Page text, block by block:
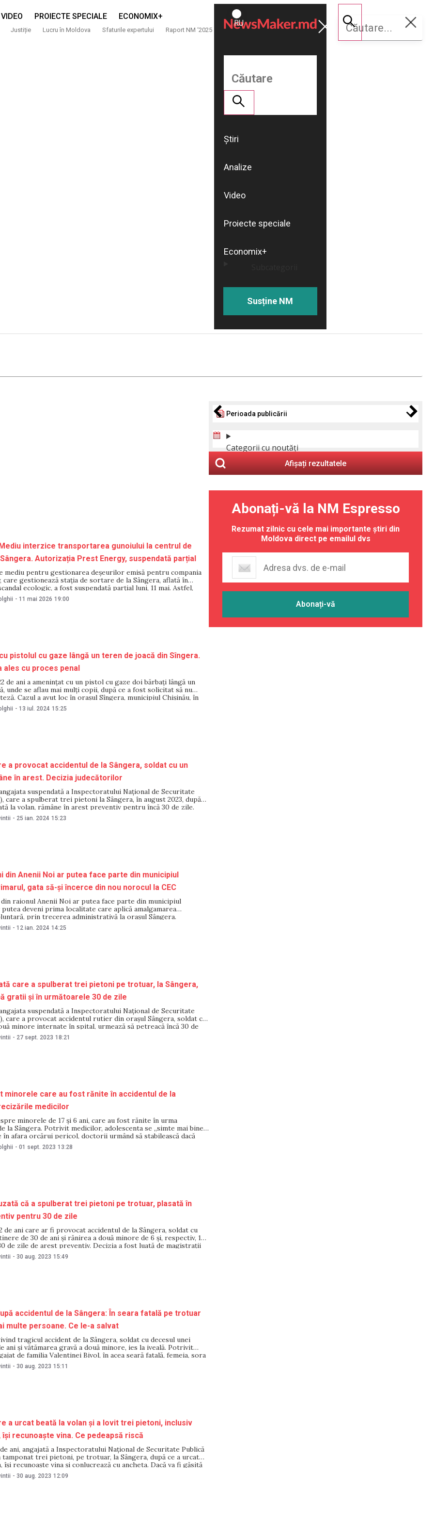
VIDEO PROIECTE SPECIALE ECONOMIX+
Justiție Lucru în Moldova Sfaturile expertului Raport NM ‘2025
ROMÂNĂ
RU
Susține
NM
Știri
Analize
Video
Proiecte speciale
Economix+
Susține NM
interzice transportarea gunoiului la centrul de
Autorizația Prest Energy, suspendată parțial
mediu pentru gestionarea deșeurilor emisă pentru compania
care gestionează stația de sortare de la Sângera, aflată în
ecologic, a fost suspendată parțial luni, 11 mai. Astfel,
interzisă transportarea de gunoi la stația de sortare. Anunțul a
- 11 mai 2026 19:00
pistolul cu gaze lângă un teren de joacă din Sîngera.
ales cu proces penal
de ani a amenințat cu un pistol cu gaze doi bărbați lângă un
unde se aflau mai mulți copii, după ce a fost solicitat să nu
Cazul a avut loc în orașul Sîngera, municipiul Chișinău, în
- 13 iul. 2024 15:25
a provocat accidentul de la Sângera, soldat cu un
în arest. Decizia judecătorilor
suspendată a Inspectoratului Național de Securitate
care a spulberat trei pietoni la Sângera, în august 2023, după
la volan, rămâne în arest preventiv pentru încă 30 de zile.
pronunțată de magistrații Judecătoriei Chișinău, sediul Buiucani,
- 25 ian. 2024 15:23
din Anenii Noi ar putea face parte din municipiul
gata să-și încerce din nou norocul la CEC
raionul Anenii Noi ar putea face parte din municipiul
putea deveni prima localitate care aplică amalgamarea
prin trecerea administrativă la orașul Sângera.
locală spune că se pregătește să depună din nou cererea la
Centrală (CEC) cererea, iar ulterior să
- 12 ian. 2024 14:25
care a spulberat trei pietoni pe trotuar, la Sângera,
gratii și în următoarele 30 de zile
suspendată a Inspectoratului Național de Securitate
care a provocat accidentul rutier din orașul Sângera, soldat cu
minore internate în spital, urmează să petreacă încă 30 de
Decizia a fost luată miercuri, 27 septembrie, de
Chișinău,
- 27 sept. 2023 18:21
minorele care au fost rănite în accidentul de la
medicilor
minorele de 17 și 6 ani, care au fost rănite în urma
la Sângera. Potrivit medicilor, adolescenta se „simte mai bine”.
afara orcărui pericol, doctorii urmând să stabilească dacă
tratamentul în spital sau la domiciliu. În urma tragicului
- 01 sept. 2023 13:28
că a spulberat trei pietoni pe trotuar, plasată în
pentru 30 de zile
de ani care ar fi provocat accidentul de la Sângera, soldat cu
de 30 de ani și rănirea a două minore de 6 și, respectiv, 17
de zile de arest preventiv. Decizia a fost luată de magistrații
sediul
- 30 aug. 2023 15:49
accidentul de la Sângera: În seara fatală pe trotuar
multe persoane. Ce le-a salvat
tragicul accident de la Sângera, soldat cu decesul unei
ani și vătămarea gravă a două minore, ies la iveală. Potrivit
de familia Valentinei Bivol, în acea seară fatală, femeia, sora
erau singure pe trotuar. Victimele erau însoțite
- 30 aug. 2023 15:11
a urcat beată la volan și a lovit trei pietoni, inclusiv
își recunoaște vina. Ce pedeapsă riscă
ani, angajată a Inspectoratului Național de Securitate Publică
tamponat trei pietoni, pe trotuar, la Sângera, după ce a urcat
își recunoaște vina și conlucrează cu ancheta. Dacă va fi găsită
până la opt ani de închisoare. Declarațiile
- 30 aug. 2023 12:09
Perioada publicării
Categorii cu noutăți
Afișați rezultatele
Abonați-vă la NM Espresso
Rezumat zilnic cu cele mai importante știri din
Moldova direct pe emailul dvs